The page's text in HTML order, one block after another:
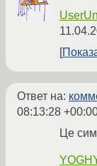
Ответ на:
08:13:28
Це